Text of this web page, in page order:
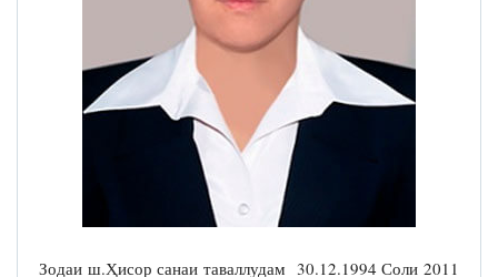
Зодаи ш.Ҳисор санаи таваллудам 30.12.1994 Соли 2011